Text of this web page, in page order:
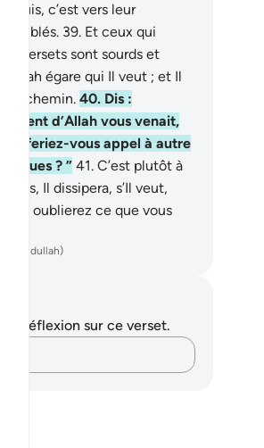
Puis, c’est vers leur
39. Et ceux qui
versets sont sourds et
Allah égare qui Il veut ; et Il
chemin. 40. Dis :
d’Allah vous venait,
feriez-vous appel à autre
? ” 41. C’est plutôt à
Il dissipera, s’Il veut,
oublierez ce que vous
Hamidullah)
ni réflexion sur ce verset.